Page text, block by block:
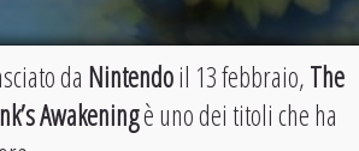
da Nintendoil 13 febbraio,The
Awakeningè uno dei titoli che ha